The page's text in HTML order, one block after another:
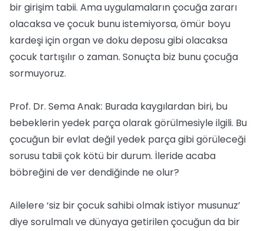
bir girişim tabii. Ama uygulamaların çocuğa zararı
olacaksa ve çocuk bunu istemiyorsa, ömür boyu
kardeşi için organ ve doku deposu gibi olacaksa
çocuk tartışılır o zaman. Sonuçta biz bunu çocuğa
sormuyoruz.
Prof. Dr. Sema Anak: Burada kaygılardan biri, bu
bebeklerin yedek parça olarak görülmesiyle ilgili. Bu
çocuğun bir evlat değil yedek parça gibi görüleceği
sorusu tabii çok kötü bir durum. İleride acaba
böbreğini de ver dendiğinde ne olur?
Ailelere ‘siz bir çocuk sahibi olmak istiyor musunuz’
diye sorulmalı ve dünyaya getirilen çocuğun da bir